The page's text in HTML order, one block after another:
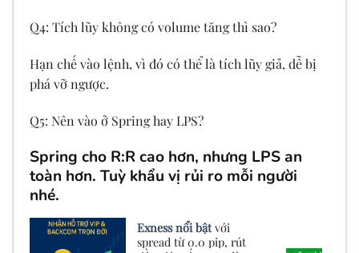
Q4: Tích lũy không có volume tăng thì sao?
Hạn chế vào lệnh, vì đó có thể là tích lũy giả, dễ bị
phá vỡ ngược.
Q5: Nên vào ở Spring hay LPS?
Spring cho R:R cao hơn, nhưng LPS an
toàn hơn. Tuỳ khẩu vị rủi ro mỗi người
nhé.
Exness nổi bật với
spread từ 0.0 pip, rút